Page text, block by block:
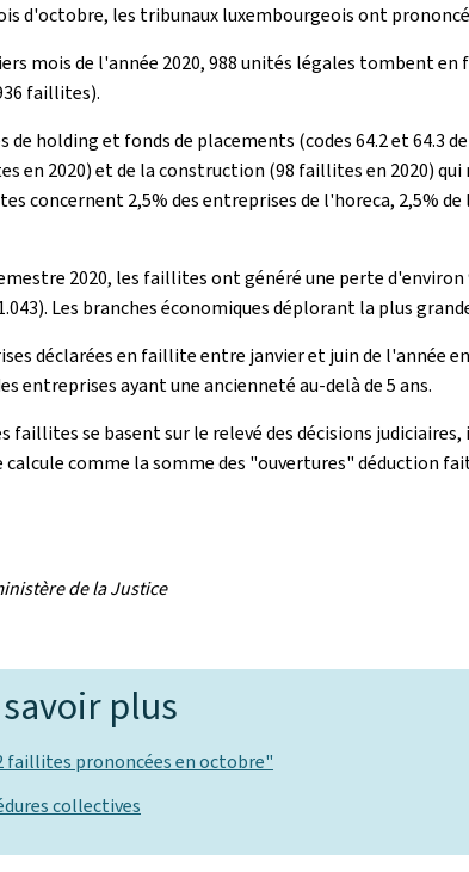
d'octobre, les tribunaux luxembourgeois ont
mois de l'année 2020, 988 unités légales tombent
faillites).
de holding et fonds de placements (codes 64.2 et
en 2020) et de la construction (98 faillites en 2020)
concernent 2,5% des entreprises de l'horeca, 2,5%
2020, les faillites ont généré une perte
Les branches économiques déplorant la plus
déclarées en faillite entre janvier et juin de l'année
entreprises ayant une ancienneté au-delà de 5 ans.
faillites se basent sur le relevé des décisions
comme la somme des "ouvertures" déduction
de la Justice
plus
faillites prononcées en octobre"
collectives